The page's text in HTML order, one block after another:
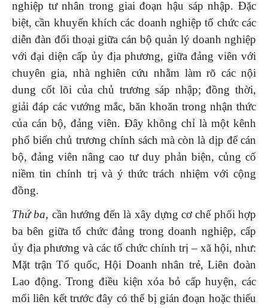
nghiệp tư nhân trong giai đoạn hậu sáp nhập. Đặc
biệt, cần khuyến khích các doanh nghiệp tổ chức các
diễn đàn đối thoại giữa cán bộ quản lý doanh nghiệp
với đại diện cấp ủy địa phương, giữa đảng viên với
chuyên gia, nhà nghiên cứu nhằm làm rõ các nội
dung cốt lõi của chủ trương sáp nhập; đồng thời,
giải đáp các vướng mắc, băn khoăn trong nhận thức
của cán bộ, đảng viên. Đây không chỉ là một kênh
phổ biến chủ trương chính sách mà còn là dịp để cán
bộ, đảng viên nâng cao tư duy phản biện, củng cố
niềm tin chính trị và ý thức trách nhiệm với cộng
đồng.
Thứ ba, cần hướng đến là xây dựng cơ chế phối hợp
ba bên giữa tổ chức đảng trong doanh nghiệp, cấp
ủy địa phương và các tổ chức chính trị – xã hội, như:
Mặt trận Tổ quốc, Hội Doanh nhân trẻ, Liên đoàn
Lao động. Trong điều kiện xóa bỏ cấp huyện, các
mối liên kết trước đây có thể bị gián đoạn hoặc thiếu